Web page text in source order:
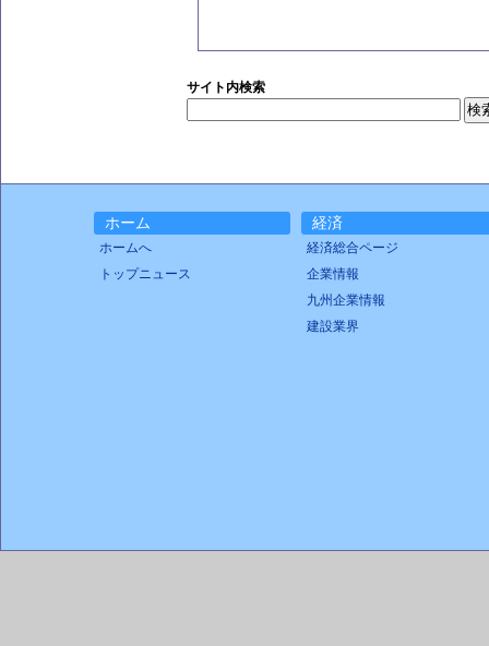
サイト内検索
ホーム
ホームへ
トップニュース
経済
経済総合ページ
企業情報
九州企業情報
建設業界